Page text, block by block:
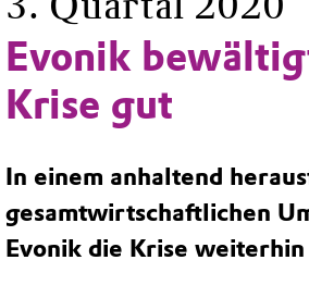
Evonik
Krise gut
In einem anhaltend
gesamtwirtschaftlichen
Evonik die Krise